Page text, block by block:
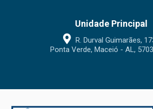
Unidade Principal
R. Durval Guimarães,
Ponta Verde, Maceió - AL,